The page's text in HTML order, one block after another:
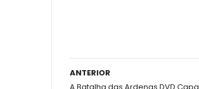
ANTERIOR